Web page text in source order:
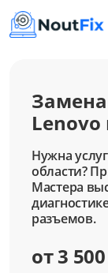
Нужна
области?
Мастера
разъемов.
от 3